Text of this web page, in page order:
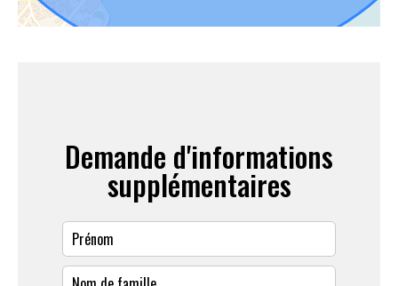
Demande d'informations
supplémentaires